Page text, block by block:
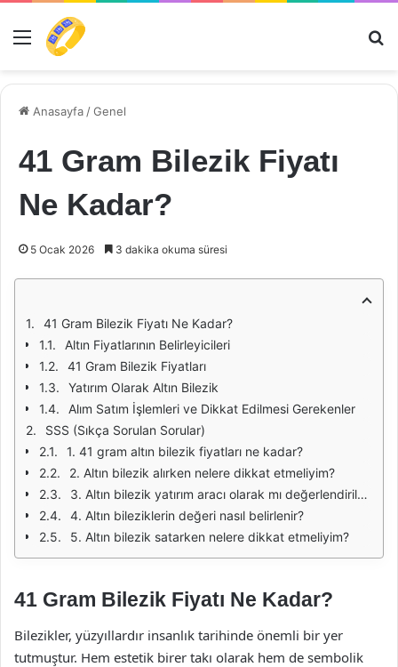
Menü
Anasayfa /Genel
41 Gram Bilezik Fiyatı
Ne Kadar?
5 Ocak 2026 3 dakika okuma süresi
41 Gram Bilezik Fiyatı Ne Kadar?
Altın Fiyatlarının Belirleyicileri
41 Gram Bilezik Fiyatları
Yatırım Olarak Altın Bilezik
Alım Satım İşlemleri ve Dikkat Edilmesi Gerekenler
SSS (Sıkça Sorulan Sorular)
1. 41 gram altın bilezik fiyatları ne kadar?
2. Altın bilezik alırken nelere dikkat etmeliyim?
3. Altın bilezik yatırım aracı olarak mı değerlendirilmeli?
4. Altın bileziklerin değeri nasıl belirlenir?
5. Altın bilezik satarken nelere dikkat etmeliyim?
41 Gram Bilezik Fiyatı Ne Kadar?
Bilezikler, yüzyıllardır insanlık tarihinde önemli bir yer
tutmuştur. Hem estetik birer takı olarak hem de sembolik